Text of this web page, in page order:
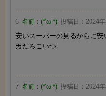
6 名前： (*‘ω‘*) 投稿日： 2024
安いスーパーの見るからに
カだろこいつ
7 名前： (*‘ω‘*) 投稿日： 2024